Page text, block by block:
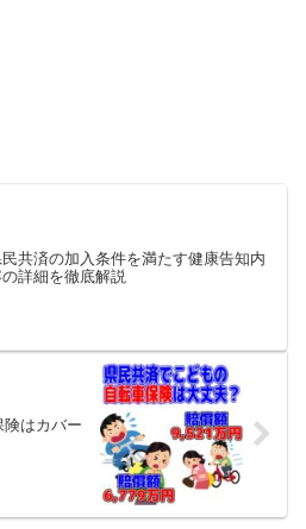
民共済の加入条件を満たす健康告知内
詳細を徹底解説
はカバー